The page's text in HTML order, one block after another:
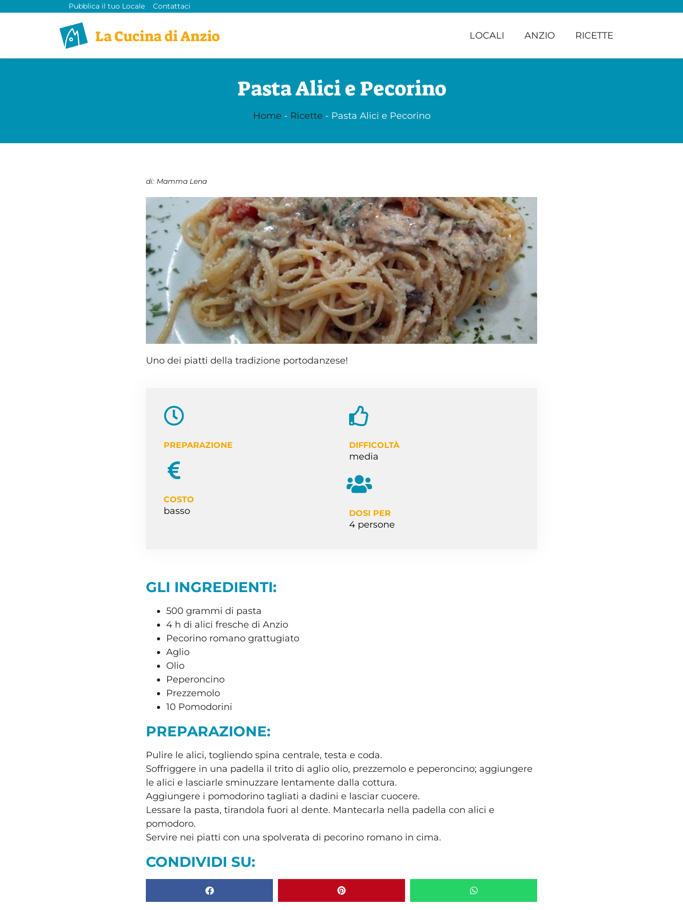
Pubblica il tuo Locale Contattaci
LOCALI ANZIO RICETTE
Pasta Alici e Pecorino
Home - Ricette - Pasta Alici e Pecorino
di: Mamma Lena
Uno dei piatti della tradizione portodanzese!
PREPARAZIONE
COSTO
basso
DIFFICOLTÀ
media
DOSI PER
4 persone
GLI INGREDIENTI:
500 grammi di pasta
4 h di alici fresche di Anzio
Pecorino romano grattugiato
Aglio
Olio
Peperoncino
Prezzemolo
10 Pomodorini
PREPARAZIONE:
Pulire le alici, togliendo spina centrale, testa e coda.
Soffriggere in una padella il trito di aglio olio, prezzemolo e peperoncino; aggiungere
le alici e lasciarle sminuzzare lentamente dalla cottura.
Aggiungere i pomodorino tagliati a dadini e lasciar cuocere.
Lessare la pasta, tirandola fuori al dente. Mantecarla nella padella con alici e
pomodoro.
Servire nei piatti con una spolverata di pecorino romano in cima.
CONDIVIDI SU: